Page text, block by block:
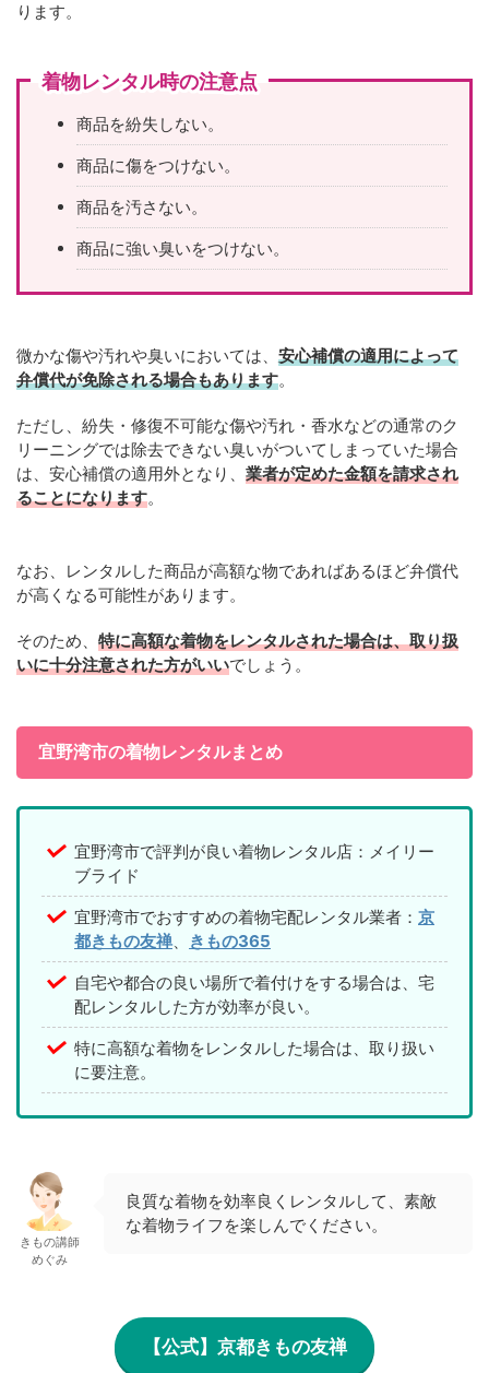
ります。
着物レンタル時の注意点
商品を紛失しない。
商品に傷をつけない。
商品を汚さない。
商品に強い臭いをつけない。
微かな傷や汚れや臭いにおいては、 安心補償の適用によって
弁償代が免除される場合もあります。
ただし、紛失・修復不可能な傷や汚れ・香水などの通常のク
リーニングでは除去できない臭いがついてしまっていた場合
は、安心補償の適用外となり、 業者が定めた金額を請求され
ることになります。
なお、レンタルした商品が高額な物であればあるほど弁償代
が高くなる可能性があります。
そのため、 特に高額な着物をレンタルされた場合は、取り扱
いに十分注意された方がいいでしょう。
宜野湾市の着物レンタルまとめ
宜野湾市で評判が良い着物レンタル店：メイリー
ブライド
宜野湾市でおすすめの着物宅配レンタル業者： 京
都きもの友禅
きもの365
自宅や都合の良い場所で着付けをする場合は、宅
配レンタルした方が効率が良い。
特に高額な着物をレンタルした場合は、取り扱い
に要注意。
きもの講師
めぐみ
良質な着物を効率良くレンタルして、素敵
な着物ライフを楽しんでください。
【公式】京都きもの友禅